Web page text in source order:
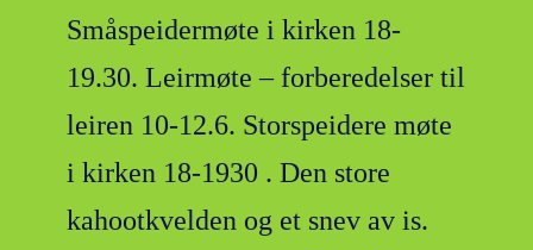
Småspeidermøte i kirken 18-
19.30. Leirmøte – forberedelser til
leiren 10-12.6. Storspeidere møte
i kirken 18-1930 . Den store
kahootkvelden og et snev av is.